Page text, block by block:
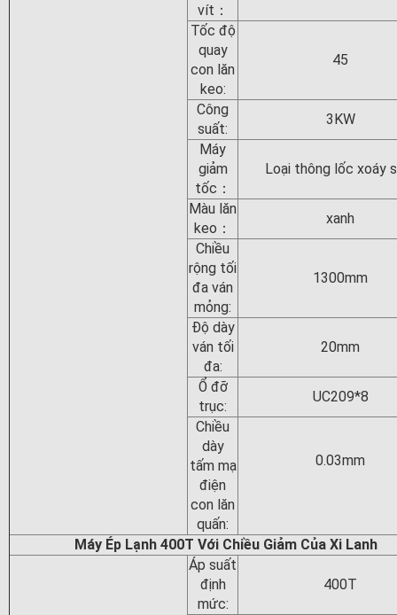
vít：
Tốc độ
quay
con lăn
keo:
45
Công
suất:
3KW
Máy
giảm
tốc：
Loại thông lốc xoáy
Màu lăn
keo：
xanh
Chiều
rộng tối
đa ván
mỏng:
1300mm
Độ dày
ván tối
đa:
20mm
Ổ đỡ
trục:
UC209*8
Chiều
dày
tấm mạ
điện
con lăn
quấn:
0.03mm
Máy Ép Lạnh 400T Với Chiều Giảm Của Xi Lanh
Áp suất
định
mức:
400T